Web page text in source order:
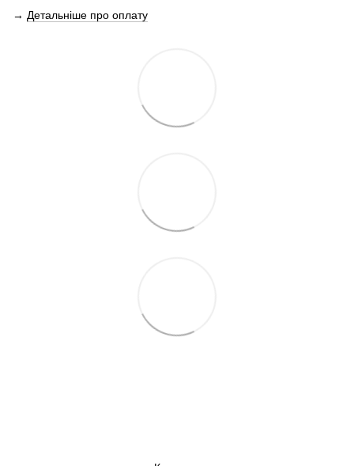
→ Детальніше про оплату